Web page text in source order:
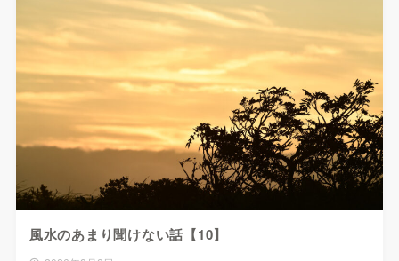
風水のあまり聞けない話【10】